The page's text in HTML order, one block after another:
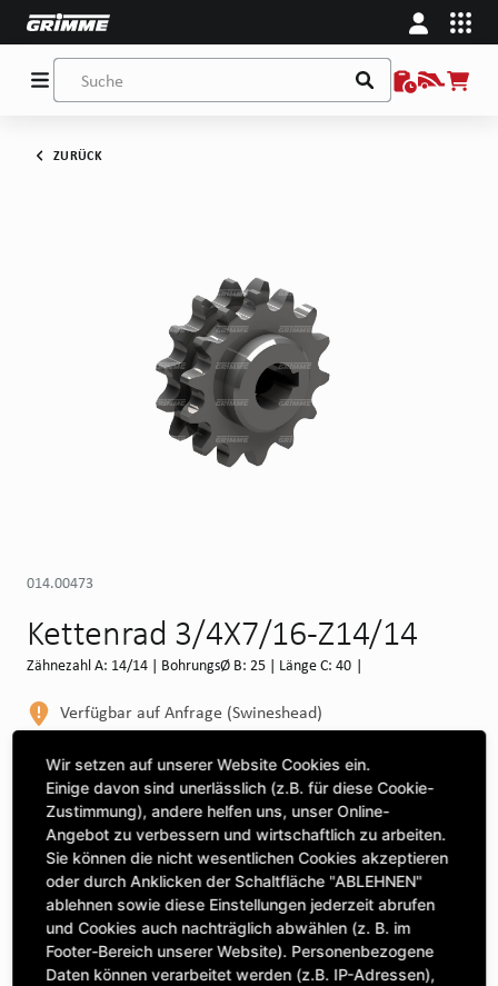
ZURÜCK
014.00473
Kettenrad 3/4X7/16-Z14/14
Zähnezahl A: 14/14 | BohrungsØ B: 25 | Länge C: 40 |
Verfügbar auf Anfrage (Swineshead)
Maschine auswählen, um Kompatibilität zu sehen
MASCHINE AUSWÄHLEN
CLICK & COLLECT
Bestellungen bei Deinem bevorzugten Standort abholen
Wir setzen auf unserer Website Cookies ein.
Einige davon sind unerlässlich (z.B. für diese Cookie-
Zustimmung), andere helfen uns, unser Online-
Angebot zu verbessern und wirtschaftlich zu arbeiten.
Sie können die nicht wesentlichen Cookies akzeptieren
oder durch Anklicken der Schaltfläche "ABLEHNEN"
ablehnen sowie diese Einstellungen jederzeit abrufen
und Cookies auch nachträglich abwählen (z. B. im
Footer-Bereich unserer Website). Personenbezogene
Daten können verarbeitet werden (z.B. IP-Adressen),